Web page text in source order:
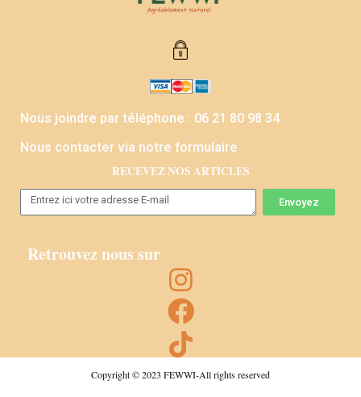
Nous joindre par téléphone : 06 21 80 98 34
Nous contacter via notre formulaire
RECEVEZ NOS ARTICLES
Envoyez
Retrouvez nous sur
Copyright © 2023 FEWWI-All rights reserved